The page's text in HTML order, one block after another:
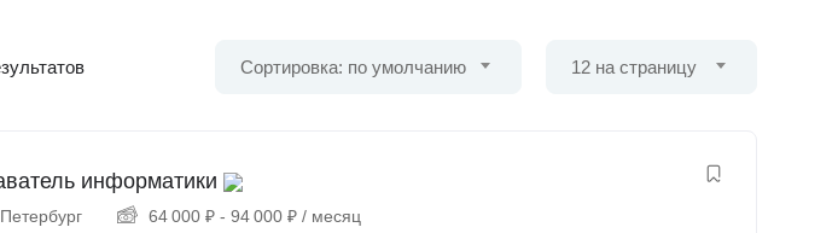
Сортировка: по умолчанию 12 на страницу
информатики
64 000 ₽ -94 000 ₽ / месяц